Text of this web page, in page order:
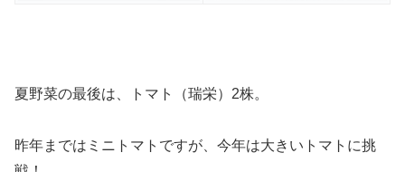
夏野菜の最後は、トマト（瑞栄）2株。
昨年まではミニトマトですが、今年は大きいトマトに挑